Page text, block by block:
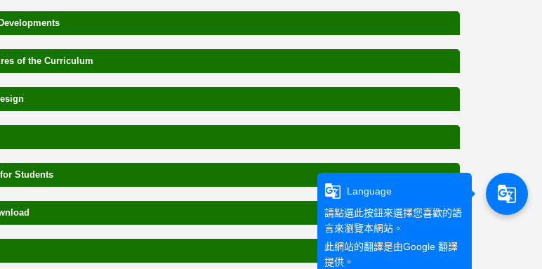
of the Curriculum
Students
g_translate
Language
請點選此按鈕來選擇您喜歡的語
言來瀏覽本網站。
此網站的翻譯是由Google 翻譯
提供。
g_translate